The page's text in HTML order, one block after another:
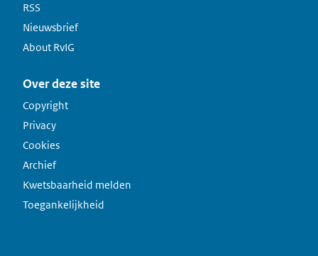
RSS
Nieuwsbrief
About RvIG
Over deze site
Copyright
Privacy
Cookies
Archief
Kwetsbaarheid melden
Toegankelijkheid